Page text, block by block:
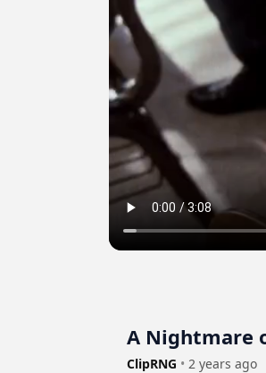
A Nightmare
ClipRNG • 2 years ago